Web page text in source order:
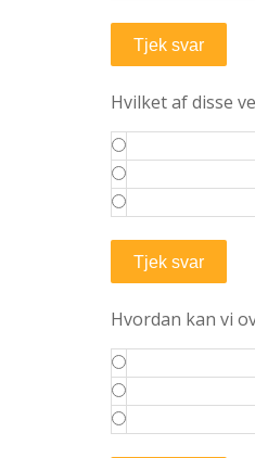
Hvilket af disse
Hvordan kan vi